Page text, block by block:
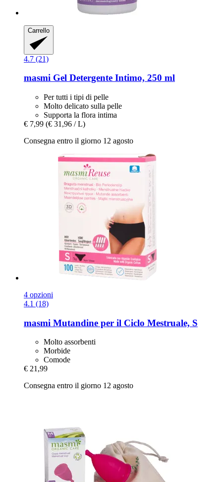
Carrello
4.7 (21)
masmi Gel Detergente Intimo, 250 ml
Per tutti i tipi di pelle
Molto delicato sulla pelle
Supporta la flora intima
€ 7,99 (€ 31,96 / L)
Consegna entro il giorno 12 agosto
4 opzioni
4.1 (18)
masmi Mutandine per il Ciclo Mestruale, S
Molto assorbenti
Morbide
Comode
€ 21,99
Consegna entro il giorno 12 agosto